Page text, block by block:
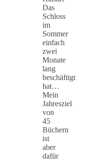
Das
Schloss
im
Sommer
einfach
zwei
Monate
lang
beschäftigt
hat…
Mein
Jahresziel
von
45
Büchern
ist
aber
dafür